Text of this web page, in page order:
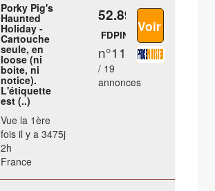
Porky Pig's
Haunted
Holiday -
Cartouche
seule, en
loose (ni
boite, ni
notice).
L'étiquette
est (..)
Vue la 1ère
fois il y a 3475j
2h
France
52.89 €
FDPIN
n°11
/ 19
annonces